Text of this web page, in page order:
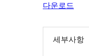
다운로드
세부사항